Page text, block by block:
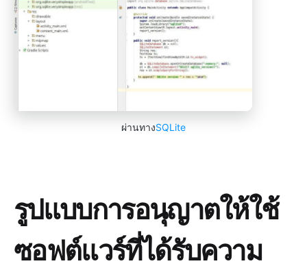
ผ่านทางSQLite
รูปแบบการอนุญาตให้ใช้
ซอฟต์แวร์ที่ได้รับความ